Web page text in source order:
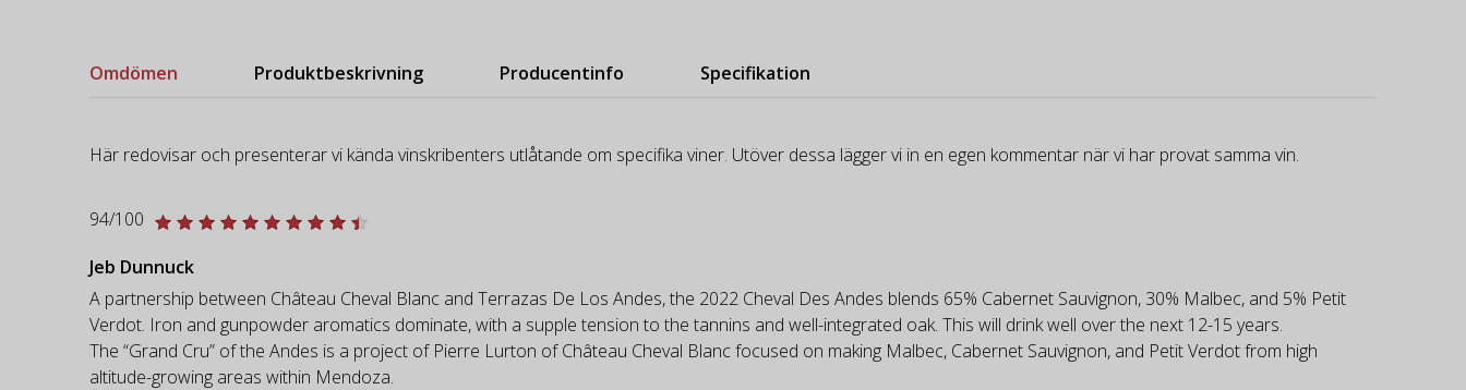
Omdömen Produktbeskrivning Producentinfo Specifikation
Här redovisar och presenterar vi kända vinskribenters utlåtande om specifika viner. Utöver dessa lägger vi in en egen kommentar när vi har provat samma vin.
94/100
Jeb Dunnuck
A partnership between Château Cheval Blanc and Terrazas De Los Andes, the 2022 Cheval Des Andes blends 65% Cabernet Sauvignon, 30% Malbec, and 5% Petit
Verdot. Iron and gunpowder aromatics dominate, with a supple tension to the tannins and well-integrated oak. This will drink well over the next 12-15 years.
The “Grand Cru” of the Andes is a project of Pierre Lurton of Château Cheval Blanc focused on making Malbec, Cabernet Sauvignon, and Petit Verdot from high
altitude-growing areas within Mendoza.